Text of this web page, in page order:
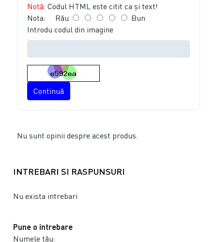
Notă: Codul HTML este citit ca şi text!
Nota: Rău
Bun
Introdu codul din imagine
Continuă
Nu sunt opinii despre acest produs.
INTREBARI SI RASPUNSURI
Nu exista intrebari
Pune o intrebare
Numele tău: